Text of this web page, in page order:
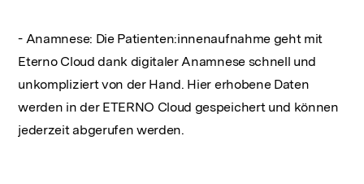
- Anamnese: Die Patienten:innenaufnahme geht mit
Eterno Cloud dank digitaler Anamnese schnell und
unkompliziert von der Hand. Hier erhobene Daten
werden in der ETERNO Cloud gespeichert und können
jederzeit abgerufen werden.